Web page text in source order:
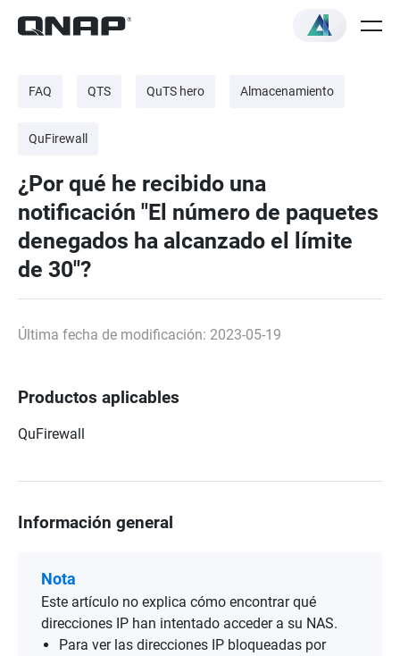
FAQ QTS QuTS hero Almacenamiento
QuFirewall
¿Por qué he recibido una
notificación "El número de paquetes
denegados ha alcanzado el límite
de 30"?
Última fecha de modificación: 2023-05-19
Productos aplicables
QuFirewall
Información general
Nota
Este artículo no explica cómo encontrar qué
direcciones IP han intentado acceder a su NAS.
Para ver las direcciones IP bloqueadas por